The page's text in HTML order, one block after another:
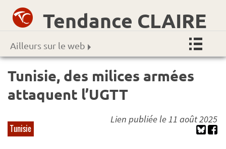
Tendance CLAIRE
Ailleurs sur le web
Tunisie, des milices armées
attaquent l’UGTT
Tunisie
Lien publiée le 11 août 2025